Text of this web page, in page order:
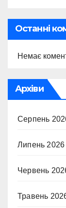
Останні
Немає
Архіви
Серпень
Липень 2026
Червень
Травень